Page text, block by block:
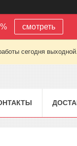
смотреть
сегодня